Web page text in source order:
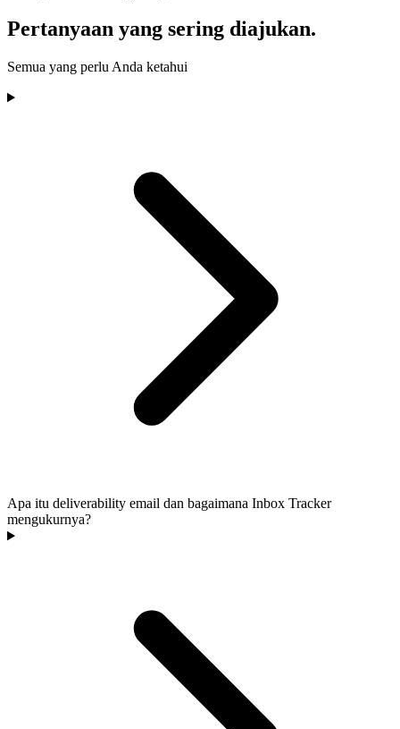
Pertanyaan yang sering diajukan.
Semua yang perlu Anda ketahui
Apa itu deliverability email dan bagaimana Inbox Tracker
mengukurnya?